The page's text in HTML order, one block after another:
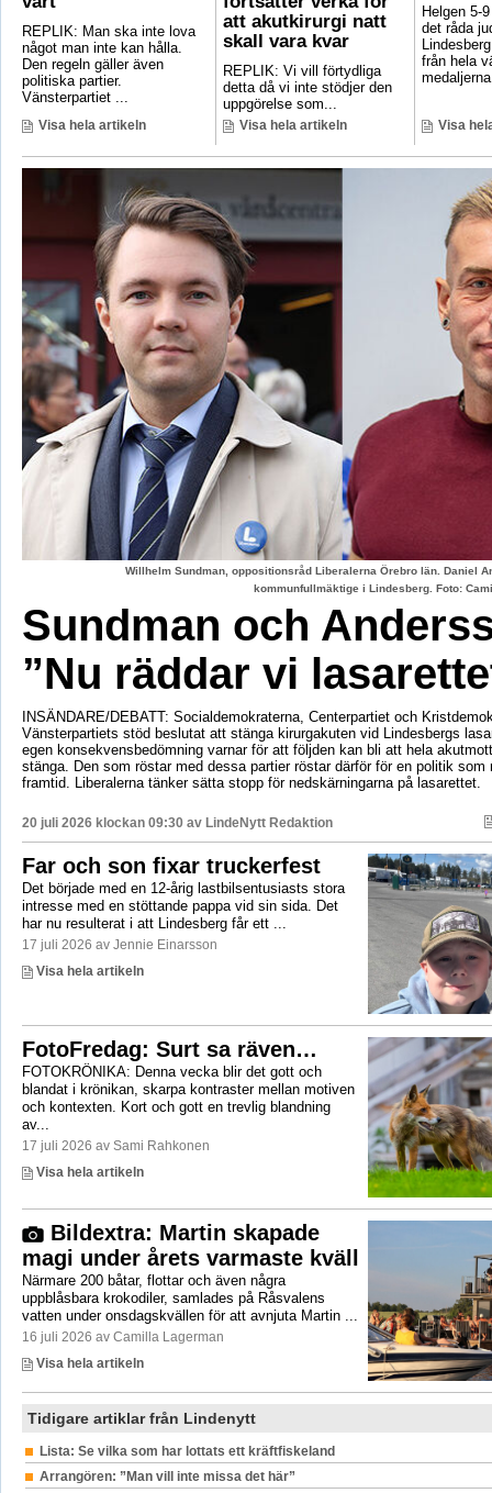
REPLIK: Man ska inte lova
något man inte kan hålla.
Den regeln gäller även
politiska partier.
Vänsterpartiet ...
Visa hela artikeln
att akutkirurgi natt
skall vara kvar
REPLIK: Vi vill förtydliga
detta då vi inte stödjer den
uppgörelse som...
Visa hela artikeln
Helgen 5-
det råda
från hela
Visa
Willhelm Sundman, oppositionsråd Liberalerna Örebro län. Daniel
kommunfullmäktige i Lindesberg. Foto:
Sundman och
”Nu räddar vi
INSÄNDARE/DEBATT: Socialdemokraterna, Centerpartiet och
Vänsterpartiets stöd beslutat att stänga kirurgakuten vid Lindesbergs
egen konsekvensbedömning varnar för att följden kan bli att hela
stänga. Den som röstar med dessa partier röstar därför för en politik som
framtid. Liberalerna tänker sätta stopp för nedskärningarna på lasarettet.
20 juli 2026 klockan 09:30 av LindeNytt Redaktion
Far och son fixar truckerfest
Det började med en 12-årig lastbilsentusiasts stora
intresse med en stöttande pappa vid sin sida. Det
har nu resulterat i att Lindesberg får ett ...
17 juli 2026 av Jennie Einarsson
Visa hela artikeln
FotoFredag: Surt sa räven…
FOTOKRÖNIKA: Denna vecka blir det gott och
blandat i krönikan, skarpa kontraster mellan motiven
och kontexten. Kort och gott en trevlig blandning
av...
17 juli 2026 av Sami Rahkonen
Visa hela artikeln
Bildextra: Martin skapade
magi under årets varmaste kväll
Närmare 200 båtar, flottar och även några
uppblåsbara krokodiler, samlades på Råsvalens
vatten under onsdagskvällen för att avnjuta Martin ...
16 juli 2026 av Camilla Lagerman
Visa hela artikeln
Tidigare artiklar från Lindenytt
Lista: Se vilka som har lottats ett kräftfiskeland
Arrangören: ”Man vill inte missa det här”